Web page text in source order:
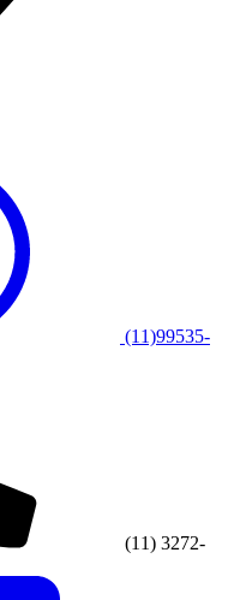
(11)99535-
(11) 3272-